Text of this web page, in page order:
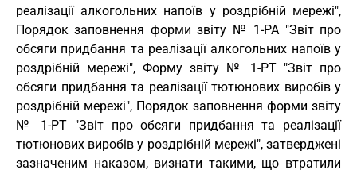
реалізації алкогольних напоїв у роздрібній мережі",
Порядок заповнення форми звіту № 1-РА "Звіт про
обсяги придбання та реалізації алкогольних напоїв у
роздрібній мережі", Форму звіту № 1-РТ "Звіт про
обсяги придбання та реалізації тютюнових виробів у
роздрібній мережі", Порядок заповнення форми звіту
№ 1-РТ "Звіт про обсяги придбання та реалізації
тютюнових виробів у роздрібній мережі", затверджені
зазначеним наказом, визнати такими, що втратили